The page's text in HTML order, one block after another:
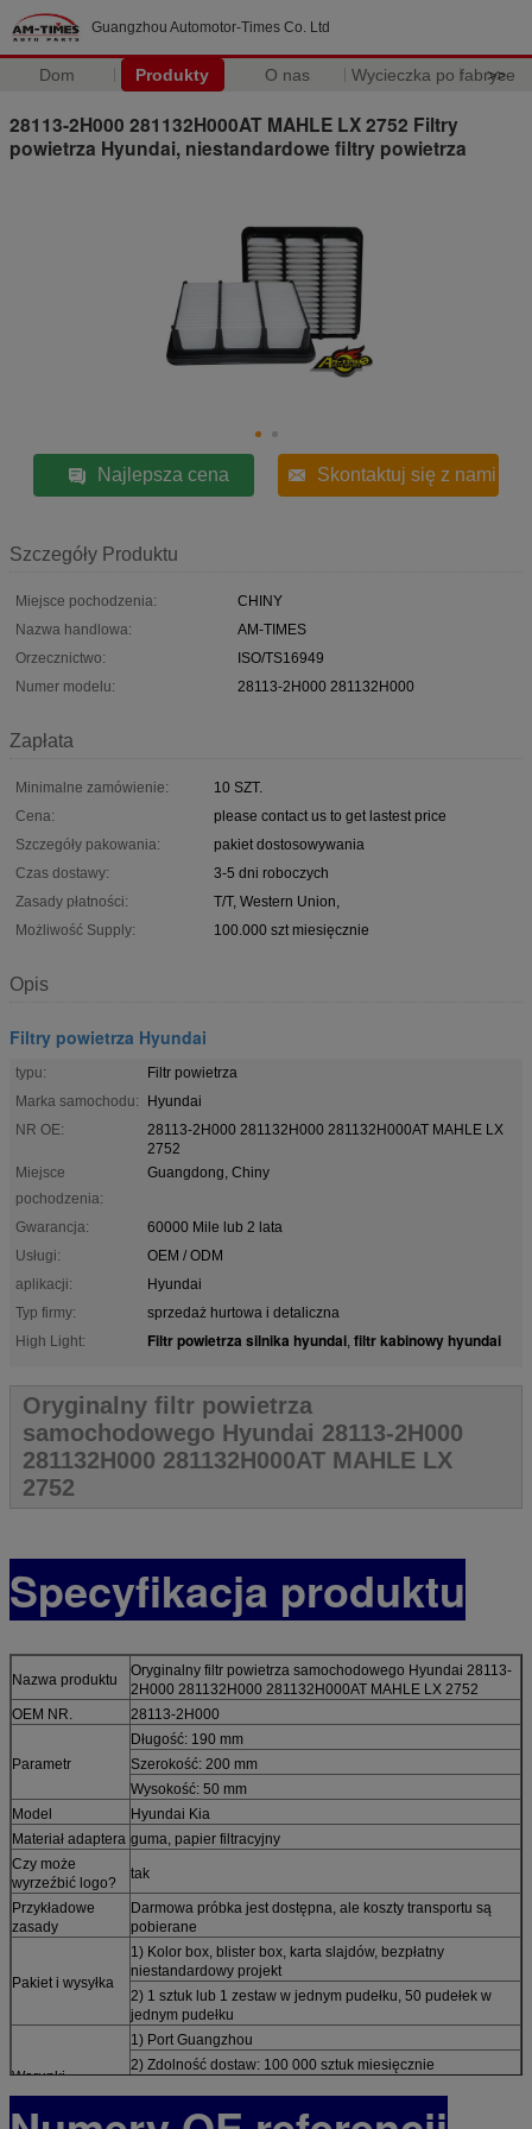
Guangzhou Automotor-Times Co. Ltd
Dom Produkty O nas Wycieczka po fabryce
>>
28113-2H000 281132H000AT MAHLE LX 2752 Filtry
powietrza Hyundai, niestandardowe filtry powietrza
Najlepsza cena Skontaktuj się z nami
Szczegóły Produktu
Miejsce pochodzenia:
CHINY
Nazwa handlowa:
AM-TIMES
Orzecznictwo:
ISO/TS16949
Numer modelu:
28113-2H000 281132H000
Zapłata
Minimalne zamówienie:
10 SZT.
Cena:
please contact us to get lastest price
Szczegóły pakowania:
pakiet dostosowywania
Czas dostawy:
3-5 dni roboczych
Zasady płatności:
T/T, Western Union,
Możliwość Supply:
100.000 szt miesięcznie
Opis
Filtry powietrza Hyundai
typu:
Filtr powietrza
Marka samochodu:
Hyundai
NR OE:
28113-2H000 281132H000 281132H000AT MAHLE LX
2752
Miejsce
pochodzenia:
Guangdong, Chiny
Gwarancja:
60000 Mile lub 2 lata
Usługi:
OEM / ODM
aplikacji:
Hyundai
Typ firmy:
sprzedaż hurtowa i detaliczna
High Light:
Filtr powietrza silnika hyundai, filtr kabinowy hyundai
Oryginalny filtr powietrza
samochodowego Hyundai 28113-2H000
281132H000 281132H000AT MAHLE LX
2752
Specyfikacja produktu
Nazwa produktu
Oryginalny filtr powietrza samochodowego Hyundai 28113-
2H000 281132H000 281132H000AT MAHLE LX 2752
OEM NR.
28113-2H000
Parametr
Długość: 190 mm
Szerokość: 200 mm
Wysokość: 50 mm
Model
Hyundai Kia
Materiał adaptera guma, papier filtracyjny
Czy może
wyrzeźbić logo?
tak
Przykładowe
zasady
Darmowa próbka jest dostępna, ale koszty transportu są
pobierane
Pakiet i wysyłka
1) Kolor box, blister box, karta slajdów, bezpłatny
niestandardowy projekt
2) 1 sztuk lub 1 zestaw w jednym pudełku, 50 pudełek w
jednym pudełku
Warunki
handlowe
1) Port Guangzhou
2) Zdolność dostaw: 100 000 sztuk miesięcznie
4) Płatność: T / T, L / C 30% depozytu przed rozpoczęciem